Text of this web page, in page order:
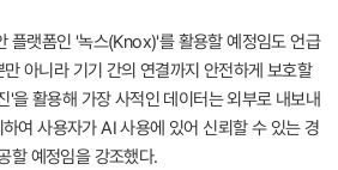
플랫폼인 '녹스(Knox)'를 활용할 예정임도 언급
아니라 기기 간의 연결까지 안전하게 보호할
'을 활용해 가장 사적인 데이터는 외부로 내보내
여 사용자가 AI 사용에 있어 신뢰할 수 있는 경
할 예정임을 강조했다.